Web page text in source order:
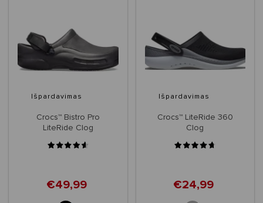
Išpardavimas
Crocs™ Bistro Pro
LiteRide Clog
€49,99
Išpardavimas
Crocs™ LiteRide 360
Clog
€24,99